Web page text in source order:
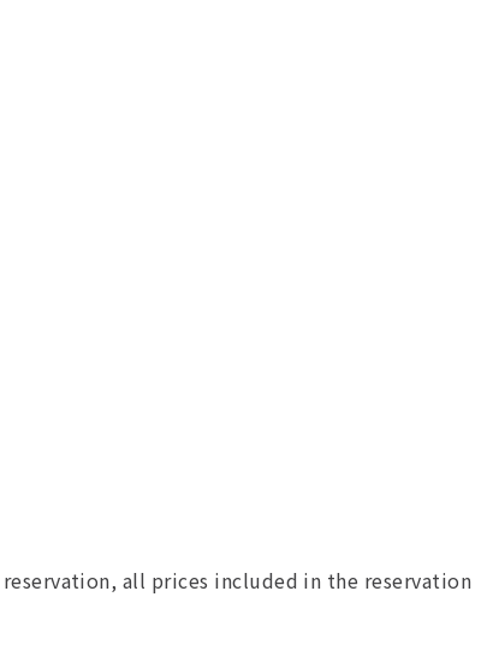
all prices included in the reservation